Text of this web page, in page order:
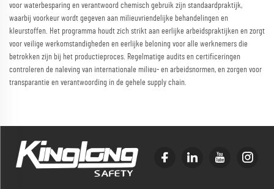
voor waterbesparing en verantwoord chemisch gebruik zijn standaardpraktijk,
waarbij voorkeur wordt gegeven aan milieuvriendelijke behandelingen en
kleurstoffen. Het programma houdt zich strikt aan eerlijke arbeidspraktijken en zorgt
voor veilige werkomstandigheden en eerlijke beloning voor alle werknemers die
betrokken zijn bij het productieproces. Regelmatige audits en certificeringen
controleren de naleving van internationale milieu- en arbeidsnormen, en zorgen voor
transparantie en verantwoording in de gehele supply chain.